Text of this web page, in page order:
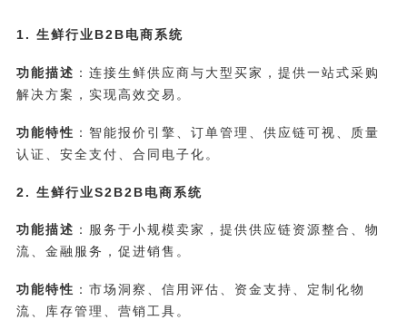
1. 生鲜行业B2B电商系统
功能描述 ：连接生鲜供应商与大型买家，提供一站式采购
解决方案，实现高效交易。
功能特性 ：智能报价引擎、订单管理、供应链可视、质量
认证、安全支付、合同电子化。
2. 生鲜行业S2B2B电商系统
功能描述 ：服务于小规模卖家，提供供应链资源整合、物
流、金融服务，促进销售。
功能特性 ：市场洞察、信用评估、资金支持、定制化物
流、库存管理、营销工具。